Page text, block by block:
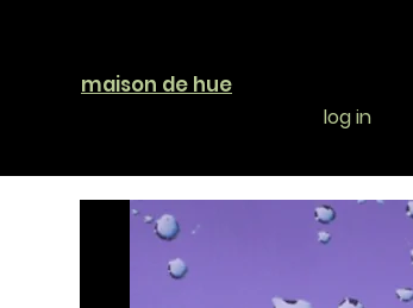
maison de hue
log in